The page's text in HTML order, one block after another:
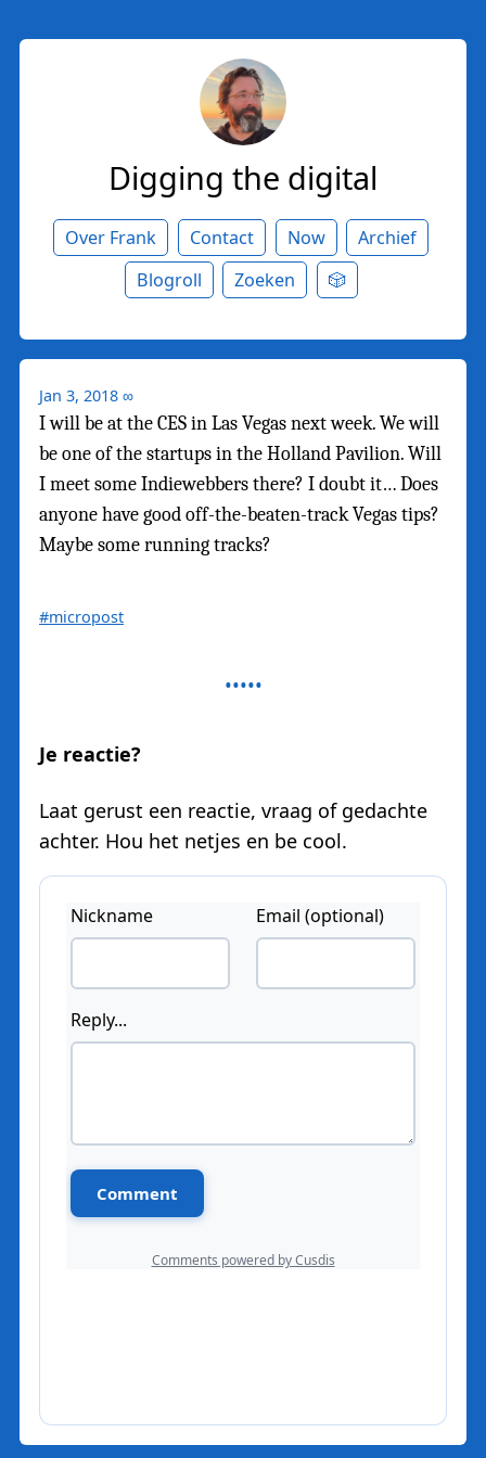
Digging the digital
Over Frank Contact Now
Archief
Blogroll
Zoeken 🎲
Jan 3, 2018 ∞
I will be at the CES in Las Vegas next week. We will
be one of the startups in the Holland Pavilion. Will
I meet some Indiewebbers there? I doubt it… Does
anyone have good off-the-beaten-track Vegas tips?
Maybe some running tracks?
#micropost
Je reactie?
Laat gerust een reactie, vraag of gedachte
achter. Hou het netjes en be cool.